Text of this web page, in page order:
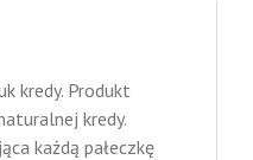
kredy. Produkt
kredy.
każdą pałeczkę